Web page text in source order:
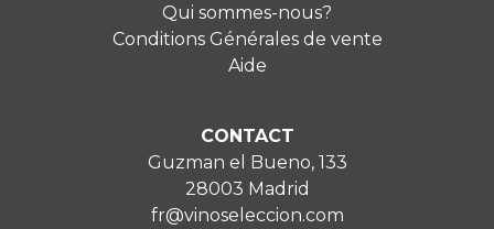
Qui sommes-nous?
Conditions Générales de vente
Aide
CONTACT
Guzman el Bueno, 133
28003 Madrid
fr@vinoseleccion.com